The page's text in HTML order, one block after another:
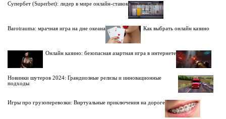
Супербет (Superbet): лидер в мире онлайн-ставок
Barotrauma: мрачная игра на дне океана Как выбрать онлайн казино
Онлайн казино: безопасная азартная игра в интернете
Новинки шутеров 2024: Грандиозные релизы и инновационные
подходы
Игры про грузоперевозки: Виртуальные приключения на дороге